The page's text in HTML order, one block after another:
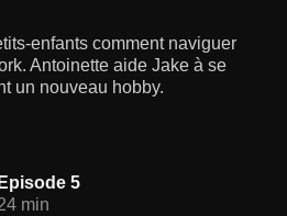
enfants comment naviguer
Antoinette aide Jake à se
un nouveau hobby.
Episode 5
min